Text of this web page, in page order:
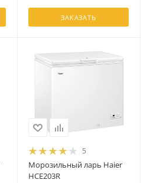
ЗАКАЗАТЬ
5
Морозильный ларь Haier
HCE203R